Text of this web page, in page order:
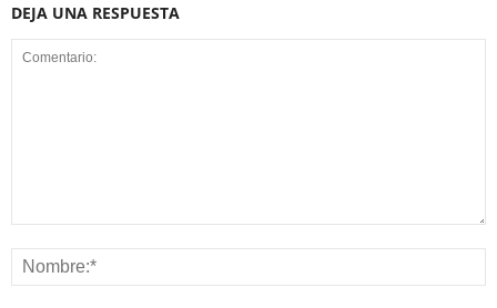
DEJA UNA RESPUESTA